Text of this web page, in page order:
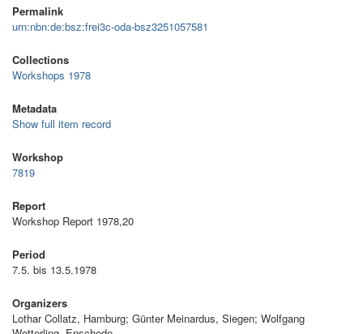
Permalink
urn:nbn:de:bsz:frei3c-oda-bsz3251057581
Collections
Workshops 1978
Metadata
Show full item record
Workshop
7819
Report
Workshop Report 1978,20
Period
7.5. bis 13.5.1978
Organizers
Lothar Collatz, Hamburg; Günter Meinardus, Siegen; Wolfgang